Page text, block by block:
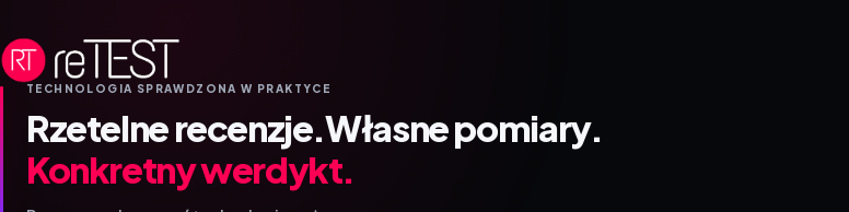
TECHNOLOGIA SPRAWDZONA W PRAKTYCE
Rzetelne recenzje.Własne pomiary.
Konkretny werdykt.